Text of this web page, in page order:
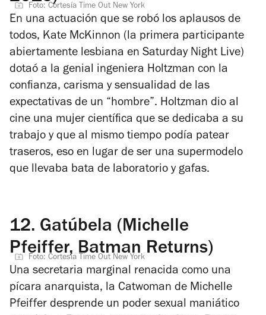
Foto: Cortesía Time Out New York
En una actuación que se robó los aplausos de
todos, Kate McKinnon (la primera participante
abiertamente lesbiana en Saturday Night Live)
dotaó a la genial ingeniera Holtzman con la
confianza, carisma y sensualidad de las
expectativas de un “hombre”. Holtzman dio al
cine una mujer científica que se dedicaba a su
trabajo y que al mismo tiempo podía patear
traseros, eso en lugar de ser una supermodelo
que llevaba bata de laboratorio y gafas.
12. Gatúbela (Michelle
Pfeiffer, Batman Returns)
Foto: Cortesía Time Out New York
Una secretaria marginal renacida como una
pícara anarquista, la Catwoman de Michelle
Pfeiffer desprende un poder sexual maniático